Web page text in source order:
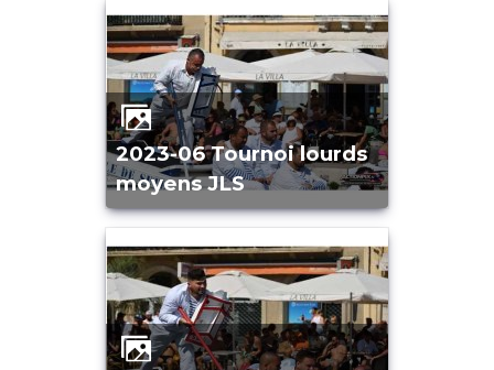
2023-06 Tournoi lourds
moyens JLS